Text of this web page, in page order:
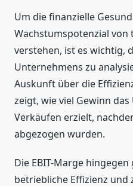
Um die finanzielle
Wachstumspotenzial von
verstehen, ist es wichtig,
Unternehmens zu
Auskunft über die
zeigt, wie viel Gewinn
Verkäufen erzielt,
abgezogen wurden.
Die EBIT-Marge
betriebliche Effizienz und